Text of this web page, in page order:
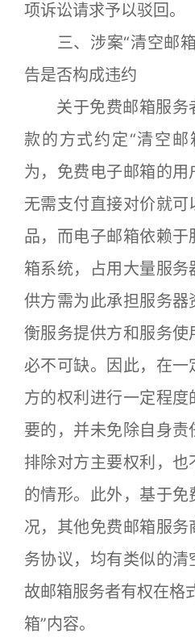
项诉讼请求予以驳回。
三、涉案“清空邮箱
告是否构成违约
关于免费邮箱服务
款的方式约定“清空
为，免费电子邮箱的用
无需支付直接对价就
品，而电子邮箱依赖
箱系统，占用大量服
供方需为此承担服务
衡服务提供方和服务
必不可缺。因此，在一
方的权利进行一定程
要的，并未免除自身责
排除对方主要权利，
的情形。此外，基于
况，其他免费邮箱服
务协议，均有类似的清
故邮箱服务者有权在格
箱”内容。